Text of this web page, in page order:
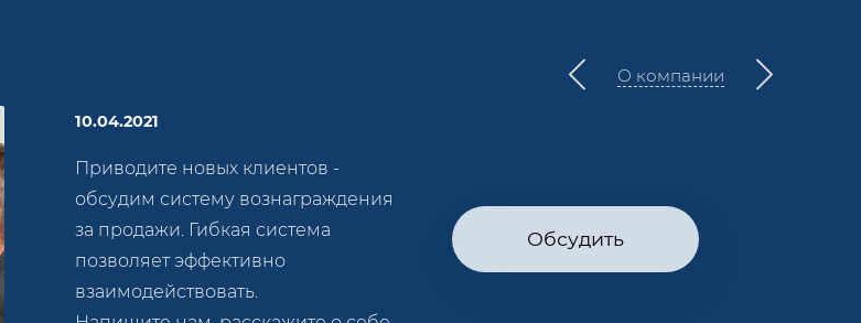
О компании
10.04.2021
Обсудить
Приводите новых клиентов -
обсудим систему вознаграждения
за продажи. Гибкая система
позволяет эффективно
взаимодействовать.